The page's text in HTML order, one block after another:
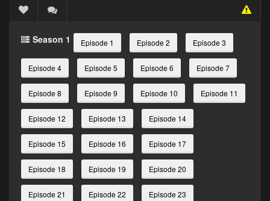
Season 1 Episode 1 Episode 2 Episode 3
Episode 4 Episode 5 Episode 6 Episode 7
Episode 8 Episode 9 Episode 10 Episode 11
Episode 12 Episode 13 Episode 14
Episode 15 Episode 16 Episode 17
Episode 18 Episode 19 Episode 20
Episode 21 Episode 22 Episode 23